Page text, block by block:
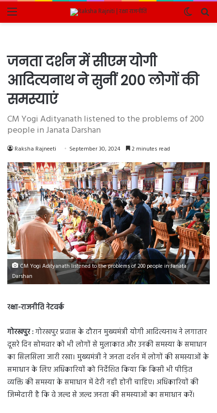
Menu
Switch
skin
जनता दर्शन में सीएम योगी
आदित्यनाथ ने सुनीं 200 लोगों की
समस्याएं
CM Yogi Adityanath listened to the problems of 200
people in Janata Darshan
Raksha Rajneeti September 30, 2024 2 minutes read
CM Yogi Adityanath listened to the problems of 200 people in Janata
Darshan
रक्षा-राजनीति नेटवर्क
गोरखपुर :गोरखपुर प्रवास के दौरान मुख्यमंत्री योगी आदित्यनाथ ने लगातार
दूसरे दिन सोमवार को भी लोगों से मुलाकात और उनकी समस्या के समाधान
का सिलसिला जारी रखा। मुख्यमंत्री ने जनता दर्शन में लोगों की समस्याओं के
समाधान के लिए अधिकारियों को निर्देशित किया कि किसी भी पीड़ित
व्यक्ति की समस्या के समाधान में देरी नही होनी चाहिए। अधिकारियों की
जिम्मेदारी है कि वे जल्द से जल्द जनता की समस्याओं का समाधान करें।